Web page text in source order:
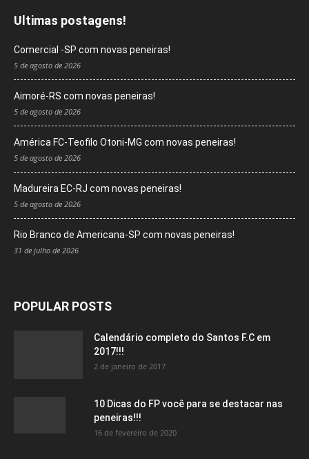
Ultimas postagens!
Comercial -SP com novas peneiras!
5 de agosto de 2026
Aimoré-RS com novas peneiras!
5 de agosto de 2026
América FC-Teofilo Otoni-MG com novas peneiras!
5 de agosto de 2026
Madureira EC-RJ com novas peneiras!
5 de agosto de 2026
Rio Branco de Americana-SP com novas peneiras!
31 de julho de 2026
POPULAR POSTS
Calendário completo do Santos F.C em
2017!!!
2 de janeiro de 2017
10 Dicas do FP você para se destacar nas
peneiras!!!
16 de fevereiro de 2020